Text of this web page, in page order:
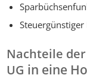
Steuergünstiger
Nachteile
UG in eine